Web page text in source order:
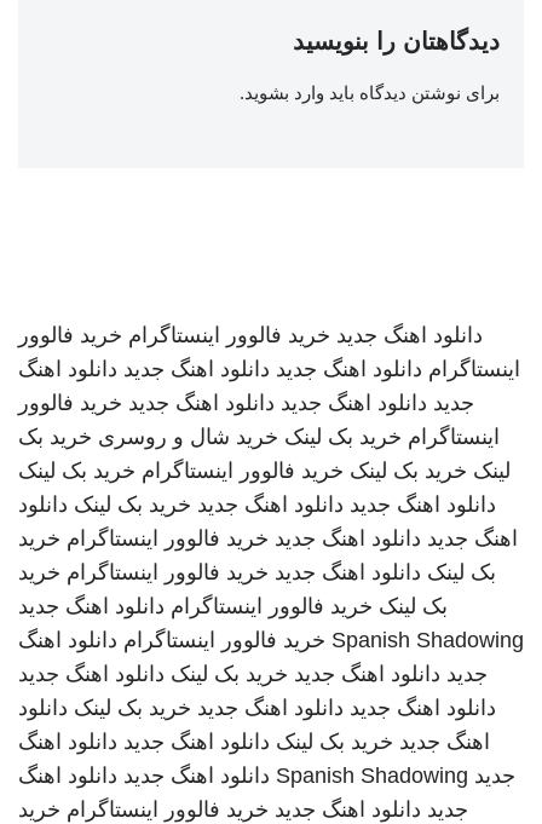
دیدگاهتان را بنویسید
برای نوشتن دیدگاه باید وارد بشوید.
دانلود اهنگ جدید خرید فالوور اینستاگرام خرید فالوور
اینستاگرام دانلود اهنگ جدید دانلود اهنگ جدید دانلود اهنگ
جدید دانلود اهنگ جدید دانلود اهنگ جدید خرید فالوور
اینستاگرام خرید بک لینک خرید شال و روسری خرید بک
لینک خرید بک لینک خرید فالوور اینستاگرام خرید بک لینک
دانلود اهنگ جدید دانلود اهنگ جدید خرید بک لینک دانلود
اهنگ جدید دانلود اهنگ جدید خرید فالوور اینستاگرام خرید
بک لینک دانلود اهنگ جدید خرید فالوور اینستاگرام خرید
بک لینک خرید فالوور اینستاگرام دانلود اهنگ جدید
Spanish Shadowing خرید فالوور اینستاگرام دانلود اهنگ
جدید دانلود اهنگ جدید خرید بک لینک دانلود اهنگ جدید
دانلود اهنگ جدید دانلود اهنگ جدید خرید بک لینک دانلود
اهنگ جدید خرید بک لینک دانلود اهنگ جدید دانلود اهنگ
جدید Spanish Shadowing دانلود اهنگ جدید دانلود اهنگ
جدید دانلود اهنگ جدید خرید فالوور اینستاگرام خرید